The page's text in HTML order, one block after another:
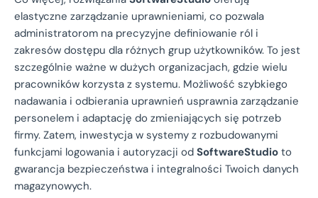
elastyczne zarządzanie uprawnieniami, co pozwala
administratorom na precyzyjne definiowanie ról i
zakresów dostępu dla różnych grup użytkowników. To jest
szczególnie ważne w dużych organizacjach, gdzie wielu
pracowników korzysta z systemu. Możliwość szybkiego
nadawania i odbierania uprawnień usprawnia zarządzanie
personelem i adaptację do zmieniających się potrzeb
firmy. Zatem, inwestycja w systemy z rozbudowanymi
funkcjami logowania i autoryzacji od SoftwareStudio to
gwarancja bezpieczeństwa i integralności Twoich danych
magazynowych.